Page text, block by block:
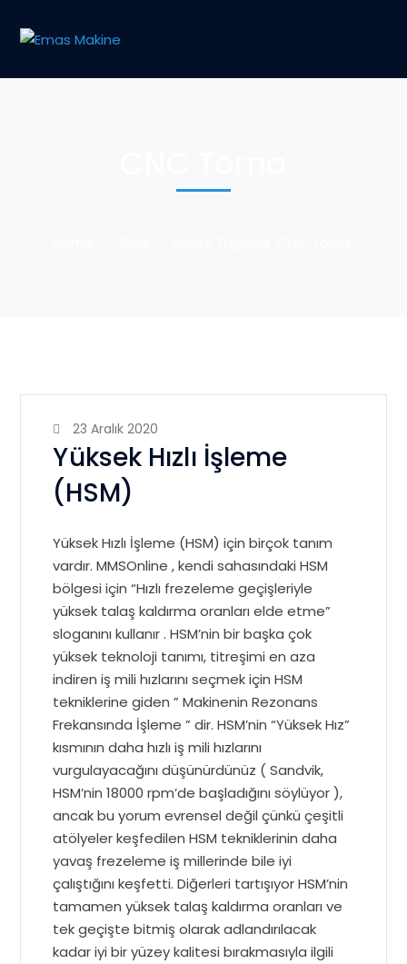
23 Aralık 2020
Yüksek Hızlı İşleme
(HSM)
Yüksek Hızlı İşleme (HSM) için birçok tanım
vardır. MMSOnline, kendi sahasındaki HSM
bölgesi için “Hızlı frezeleme geçişleriyle
yüksek talaş kaldırma oranları elde etme”
sloganını kullanır . HSM’nin bir başka çok
yüksek teknoloji tanımı, titreşimi en aza
indiren iş mili hızlarını seçmek için HSM
tekniklerine giden ”Makinenin Rezonans
Frekansında İşleme ” dir. HSM’nin “Yüksek Hız”
kısmının daha hızlı iş mili hızlarını
vurgulayacağını düşünürdünüz (Sandvik,
HSM’nin 18000 rpm’de başladığını söylüyor),
ancak bu yorum evrensel değil çünkü çeşitli
atölyeler keşfedilen HSM tekniklerinin daha
yavaş frezeleme iş millerinde bile iyi
çalıştığını keşfetti.Diğerleri tartışıyorHSM’nin
tamamen yüksek talaş kaldırma oranları ve
tek geçişte bitmiş olarak adlandırılacak
kadar iyi bir yüzey kalitesi bırakmasıyla ilgili